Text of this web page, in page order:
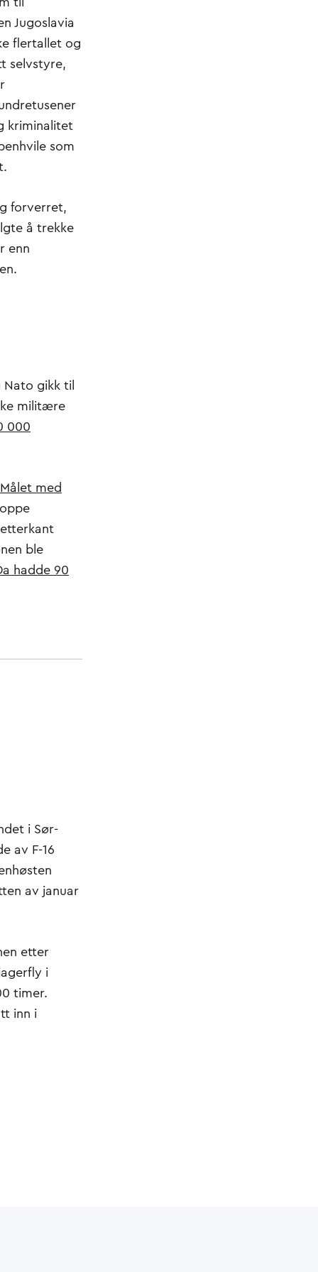
Jugoslavia
flertallet og
selvstyre,
kriminalitet
som
forverret,
å trekke
enn
Nato gikk til
militære
000
Målet med
ble
hadde 90
i Sør-
av F-16
av januar
etter
i
timer.
inn i